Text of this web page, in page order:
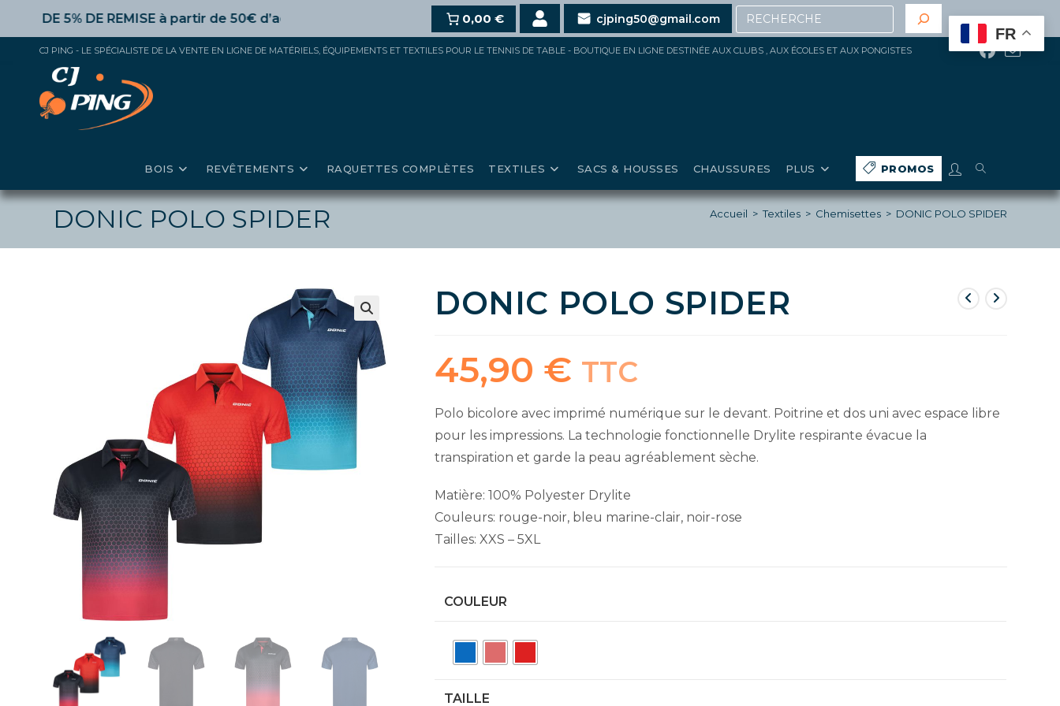
content
5% DE REMISEà partir de 50€ d’achat,10% pour 150€ et jusqu’à 20% au-delà de 200€ d’achat (hors gros matériels, réduction, promotions en
0,00 € cjping50@gmail.com Recherche
CJ PING - LE SPÉCIALISTE DE LA VENTE EN LIGNE DE MATÉRIELS, ÉQUIPEMENTS ET TEXTILES POUR LE TENNIS DE TABLE - BOUTIQUE EN LIGNE DESTINÉE AUX CLUBS , AUX ÉCOLES ET AUX PONGISTES
BOIS REVÊTEMENTS RAQUETTES COMPLÈTES TEXTILES SACS & HOUSSES CHAUSSURES PLUS PROMOS
TOGGLE
WEBSITE
SEARCH
DONIC POLO SPIDER Accueil > Textiles > Chemisettes > DONIC POLO SPIDER
DONIC POLO SPIDER
45,90 € TTC
Polo bicolore avec imprimé numérique sur le devant. Poitrine et dos uni avec espace libre
pour les impressions. La technologie fonctionnelle Drylite respirante évacue la
transpiration et garde la peau agréablement sèche.
Matière: 100% Polyester Drylite
Couleurs: rouge-noir, bleu marine-clair, noir-rose
Tailles: XXS – 5XL
COULEUR
TAILLE
FR